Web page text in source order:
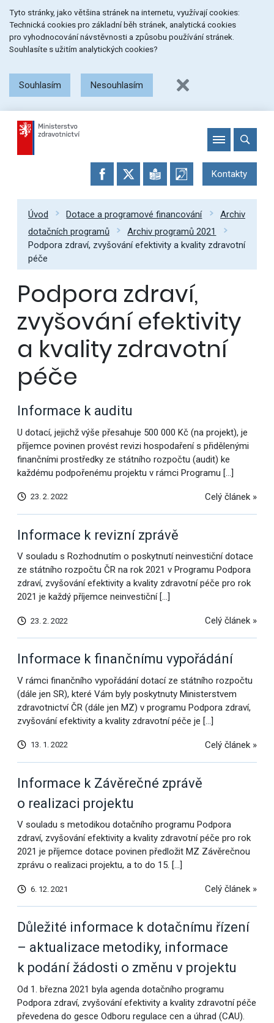
na
menu
na
obsah
na
patičku
stránky
Tyto stránky, jako většina stránek na internetu, využívají cookies:
Technická cookies pro základní běh stránek, analytická cookies
pro vyhodnocování návstěvnosti a způsobu používání stránek.
Souhlasíte s užitím analytických cookies?
Souhlasím Nesouhlasím
Kontakty
Úvod Dotace a programové financování
Archiv
dotačních programů
Archiv programů 2021
Podpora zdraví, zvyšování efektivity a kvality zdravotní
péče
Podpora zdraví,
zvyšování efektivity
a kvality zdravotní
péče
Informace k auditu
U dotací, jejichž výše přesahuje 500 000 Kč (na projekt), je
příjemce povinen provést revizi hospodaření s přidělenými
finančními prostředky ze státního rozpočtu (audit) ke
každému podpořenému projektu v rámci Programu […]
23. 2. 2022 Celý článek »
Informace k revizní zprávě
V souladu s Rozhodnutím o poskytnutí neinvestiční dotace
ze státního rozpočtu ČR na rok 2021 v Programu Podpora
zdraví, zvyšování efektivity a kvality zdravotní péče pro rok
2021 je každý příjemce neinvestiční […]
23. 2. 2022 Celý článek »
Informace k finančnímu vypořádání
V rámci finančního vypořádání dotací ze státního rozpočtu
(dále jen SR), které Vám byly poskytnuty Ministerstvem
zdravotnictví ČR (dále jen MZ) v programu Podpora zdraví,
zvyšování efektivity a kvality zdravotní péče je […]
13. 1. 2022 Celý článek »
Informace k Závěrečné zprávě
o realizaci projektu
V souladu s metodikou dotačního programu Podpora
zdraví, zvyšování efektivity a kvality zdravotní péče pro rok
2021 je příjemce dotace povinen předložit MZ Závěrečnou
zprávu o realizaci projektu, a to do 15. […]
6. 12. 2021 Celý článek »
Důležité informace k dotačnímu řízení
– aktualizace metodiky, informace
k podání žádosti o změnu v projektu
Od 1. března 2021 byla agenda dotačního programu
Podpora zdraví, zvyšování efektivity a kvality zdravotní péče
převedena do gesce Odboru regulace cen a úhrad (CAU).